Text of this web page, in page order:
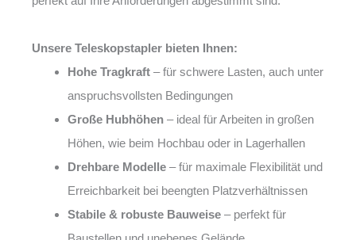
Unsere Teleskopstapler bieten Ihnen:
Hohe Tragkraft – für schwere Lasten, auch unter
anspruchsvollsten Bedingungen
Große Hubhöhen – ideal für Arbeiten in großen
Höhen, wie beim Hochbau oder in Lagerhallen
Drehbare Modelle – für maximale Flexibilität und
Erreichbarkeit bei beengten Platzverhältnissen
Stabile & robuste Bauweise – perfekt für